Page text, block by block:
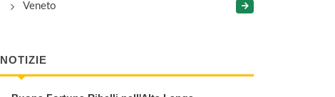
Veneto
NOTIZIE